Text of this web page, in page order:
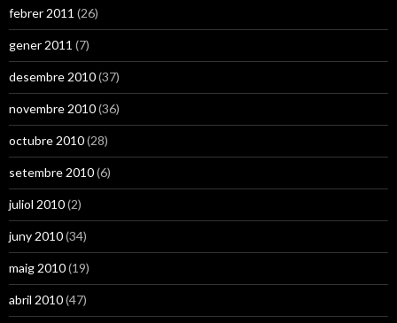
febrer 2011 (26)
gener 2011 (7)
desembre 2010(37)
novembre 2010(36)
octubre 2010(28)
setembre 2010(6)
juliol 2010(2)
juny 2010(34)
maig 2010(19)
abril 2010(47)